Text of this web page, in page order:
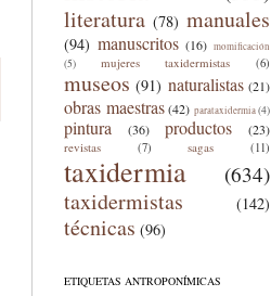
literatura (78) manuales
(94) manuscritos (16) momificación
(5) mujeres taxidermistas (6)
museos (91) naturalistas (21)
obras maestras (42) parataxidermia (4)
pintura (36) productos (23)
revistas (7) sagas (11)
taxidermia (634)
taxidermistas (142)
técnicas (96)
ETIQUETAS ANTROPONÍMICAS